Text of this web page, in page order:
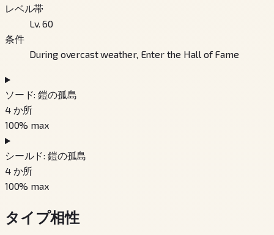
レベル帯
Lv. 60
条件
During overcast weather, Enter the Hall of Fame
ソード: 鎧の孤島
4 か所
100% max
シールド: 鎧の孤島
4 か所
100% max
タイプ相性